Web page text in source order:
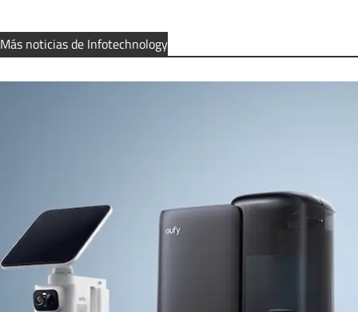
Más noticias de Infotechnology